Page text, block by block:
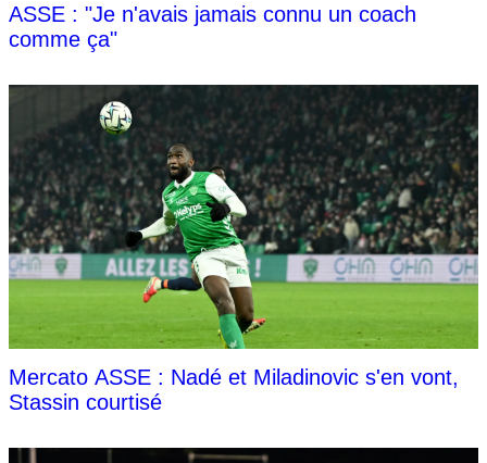
ASSE : "Je n'avais jamais connu un coach
comme ça"
Mercato ASSE : Nadé et Miladinovic s'en vont,
Stassin courtisé